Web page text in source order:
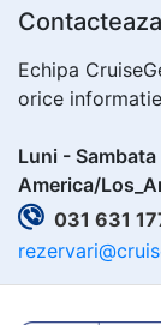
Echipa
orice informatie
Luni -
America/
031 631